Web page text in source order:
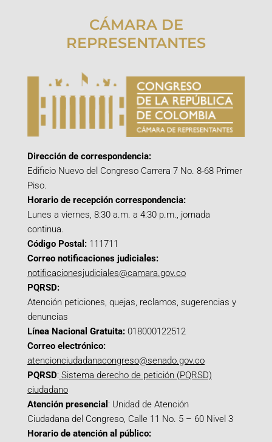
CÁMARA DE
REPRESENTANTES
Dirección de correspondencia:
Edificio Nuevo del Congreso Carrera 7 No. 8-68 Primer
Piso.
Horario de recepción correspondencia:
Lunes a viernes, 8:30 a.m. a 4:30 p.m., jornada
continua.
Código Postal: 111711
Correo notificaciones judiciales:
notificacionesjudiciales@camara.gov.co
PQRSD:
Atención peticiones, quejas, reclamos, sugerencias y
denuncias
Línea Nacional Gratuita: 018000122512
Correo electrónico:
atencionciudadanacongreso@senado.gov.co
PQRSD: Sistema derecho de petición (PQRSD)
ciudadano
Atención presencial : Unidad de Atención
Ciudadana del Congreso, Calle 11 No. 5 – 60 Nivel 3
Horario de atención al público: